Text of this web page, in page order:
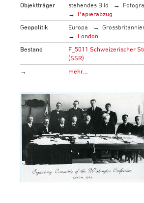
Objektträger
stehendes Bild
Papierabzug
Geopolitik
Europa
London
Bestand
F_5011 Schweizerischer
(SSR)
→
mehr…